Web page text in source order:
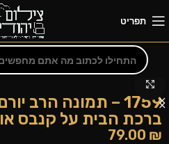
תפריט
1759 – תמונה הרב
ברכת הבית על קנבס
79.00 ₪